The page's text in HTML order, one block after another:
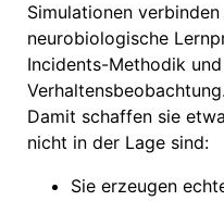
Simulationen
neurobiologische
Incidents-Methodik
Verhaltensbeobachtung.
Damit schaffen sie
nicht in der Lage sind:
Sie erzeugen